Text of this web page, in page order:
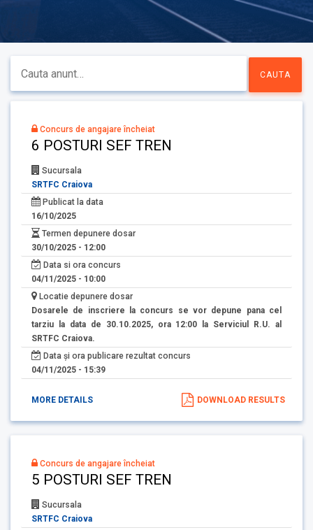
Concurs de angajare încheiat
6 POSTURI SEF TREN
Sucursala
SRTFC Craiova
Publicat la data
16/10/2025
Termen depunere dosar
30/10/2025 - 12:00
Data si ora concurs
04/11/2025 - 10:00
Locatie depunere dosar
Dosarele de inscriere la concurs se vor depune pana cel
tarziu la data de 30.10.2025, ora 12:00 la Serviciul R.U. al
SRTFC Craiova.
Data și ora publicare rezultat concurs
04/11/2025 - 15:39
MORE DETAILS DOWNLOAD RESULTS
Concurs de angajare încheiat
5 POSTURI SEF TREN
Sucursala
SRTFC Craiova